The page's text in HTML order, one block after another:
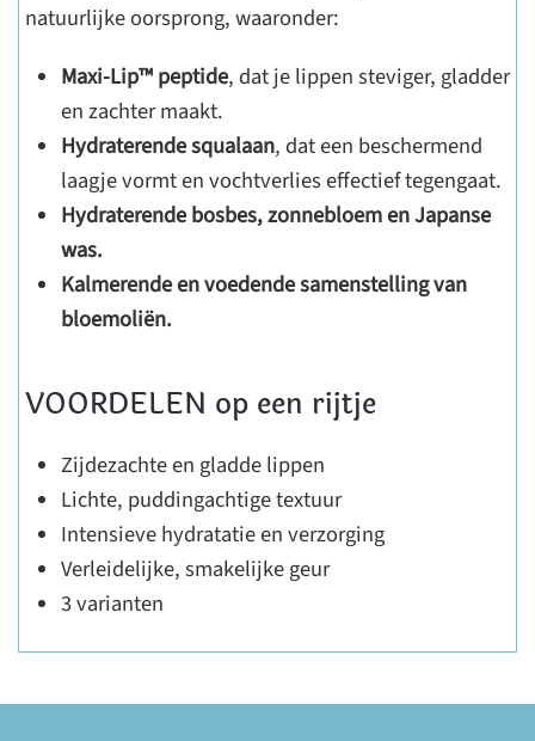
natuurlijke oorsprong, waaronder:
Maxi-Lip™ peptide, dat je lippen steviger, gladder
en zachter maakt.
Hydraterende squalaan, dat een beschermend
laagje vormt en vochtverlies effectief tegengaat.
Hydraterende bosbes, zonnebloem en Japanse
was.
Kalmerende en voedende samenstelling van
bloemoliën.
VOORDELEN op een rijtje
Zijdezachte en gladde lippen
Lichte, puddingachtige textuur
Intensieve hydratatie en verzorging
Verleidelijke, smakelijke geur
3 varianten